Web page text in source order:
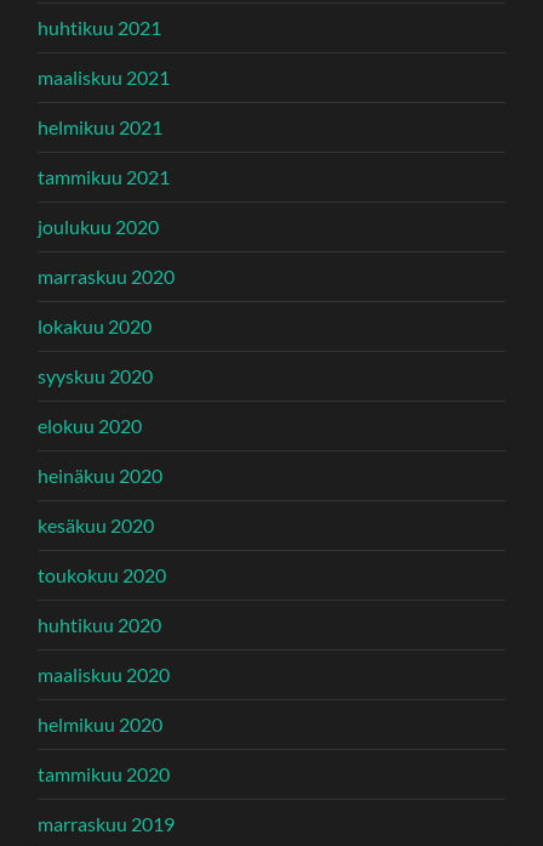
huhtikuu 2021
maaliskuu 2021
helmikuu 2021
tammikuu 2021
joulukuu 2020
marraskuu 2020
lokakuu 2020
syyskuu 2020
elokuu 2020
heinäkuu 2020
kesäkuu 2020
toukokuu 2020
huhtikuu 2020
maaliskuu 2020
helmikuu 2020
tammikuu 2020
marraskuu 2019